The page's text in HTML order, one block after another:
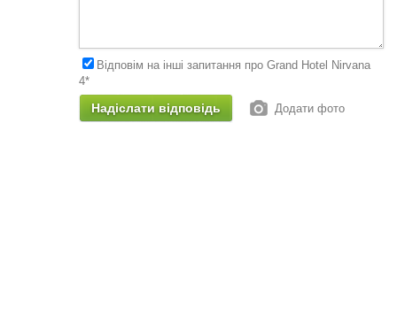
Відповім на інші запитання про Grand Hotel Nirvana
4*
Додати фото